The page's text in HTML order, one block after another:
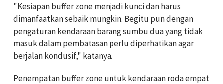
"Kesiapan buffer zone menjadi kunci dan harus
dimanfaatkan sebaik mungkin. Begitu pun dengan
pengaturan kendaraan barang sumbu dua yang tidak
masuk dalam pembatasan perlu diperhatikan agar
berjalan kondusif," katanya.
Penempatan buffer zone untuk kendaraan roda empat